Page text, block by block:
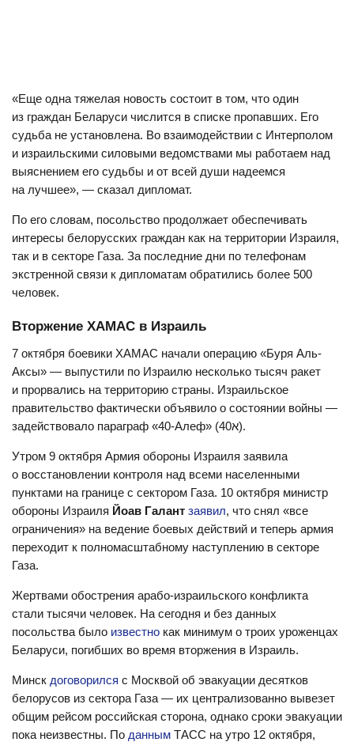
«Еще одна тяжелая новость состоит в том, что один
из граждан Беларуси числится в списке пропавших. Его
судьба не установлена. Во взаимодействии с Интерполом
и израильскими силовыми ведомствами мы работаем над
выяснением его судьбы и от всей души надеемся
на лучшее», — сказал дипломат.
По его словам, посольство продолжает обеспечивать
интересы белорусских граждан как на территории Израиля,
так и в секторе Газа. За последние дни по телефонам
экстренной связи к дипломатам обратились более 500
человек.
Вторжение ХАМАС в Израиль
7 октября боевики ХАМАС начали операцию «Буря Аль-
Аксы» — выпустили по Израилю несколько тысяч ракет
и прорвались на территорию страны. Израильское
правительство фактически объявило о состоянии войны —
задействовало параграф «40-Алеф» (40א).
Утром 9 октября Армия обороны Израиля заявила
о восстановлении контроля над всеми населенными
пунктами на границе с сектором Газа. 10 октября министр
обороны Израиля Йоав Галант заявил, что снял «все
ограничения» на ведение боевых действий и теперь армия
переходит к полномасштабному наступлению в секторе
Газа.
Жертвами обострения арабо-израильского конфликта
стали тысячи человек. На сегодня и без данных
посольства было известно как минимум о троих уроженцах
Беларуси, погибших во время вторжения в Израиль.
Минск договорился с Москвой об эвакуации десятков
белорусов из сектора Газа — их централизованно вывезет
общим рейсом российская сторона, однако сроки эвакуации
пока неизвестны. По данным ТАСС на утро 12 октября,